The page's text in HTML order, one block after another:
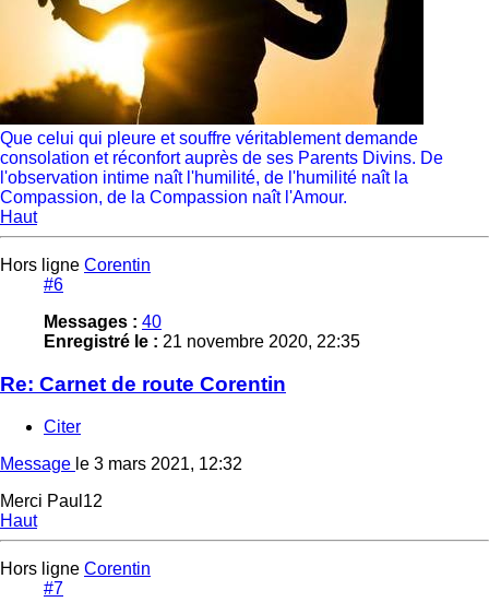
Que celui qui pleure et souffre véritablement demande
consolation et réconfort auprès de ses Parents Divins. De
l'observation intime naît l'humilité, de l'humilité naît la
Compassion, de la Compassion naît l'Amour.
Haut
Hors ligne Corentin
#6
Messages : 40
Enregistré le : 21 novembre 2020, 22:35
Re: Carnet de route Corentin
Citer
Message le 3 mars 2021, 12:32
Merci Paul12
Haut
Hors ligne Corentin
#7